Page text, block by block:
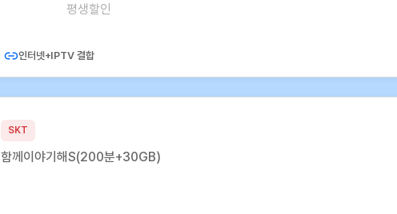
평생할인
인터넷+IPTV 결합
SKT
함께이야기해S(200분+30GB)